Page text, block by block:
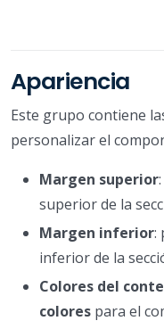
Apariencia
Este grupo contiene
personalizar el
Margen superior
superior de la
Margen inferior:
inferior de la
Colores del
colores para el